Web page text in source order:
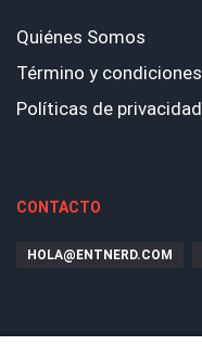
Quiénes Somos
Término y condiciones
Políticas de privacidad
CONTACTO
HOLA@ENTNERD.COM